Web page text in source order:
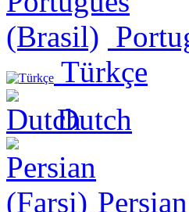
Türkçe
Dutch